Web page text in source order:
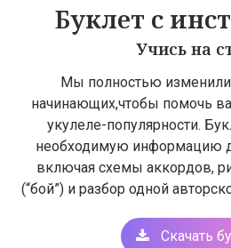
Буклет с
Учись на
Мы полностью
начинающих,чтобы помочь
укулеле-популярности.
необходимую информацию
включая схемы аккордов,
(“бой”) и разбор одной
Скачать